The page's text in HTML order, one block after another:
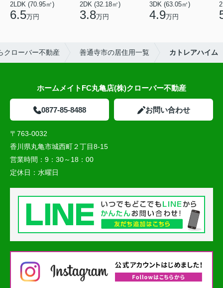
2LDK (70.95㎡)
6.5万円
2DK (32.18㎡)
3.8万円
3DK (63.05㎡)
4.9万円
クローバー不動産 善通寺市の居住用一覧 カトレアハイム
ホームメイトFC丸亀店(株)クローバー不動産
0877-85-8488 お問い合わせ
〒763-0032
香川県丸亀市城西町２丁目8-15
営業時間： 9：30～18：00
定休日： 水曜日